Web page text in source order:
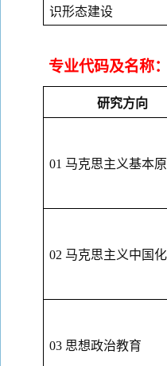
识形态建设
专业代码及名称：
研究方向
01 马克思主义基本
02 马克思主义中国
03 思想政治教育